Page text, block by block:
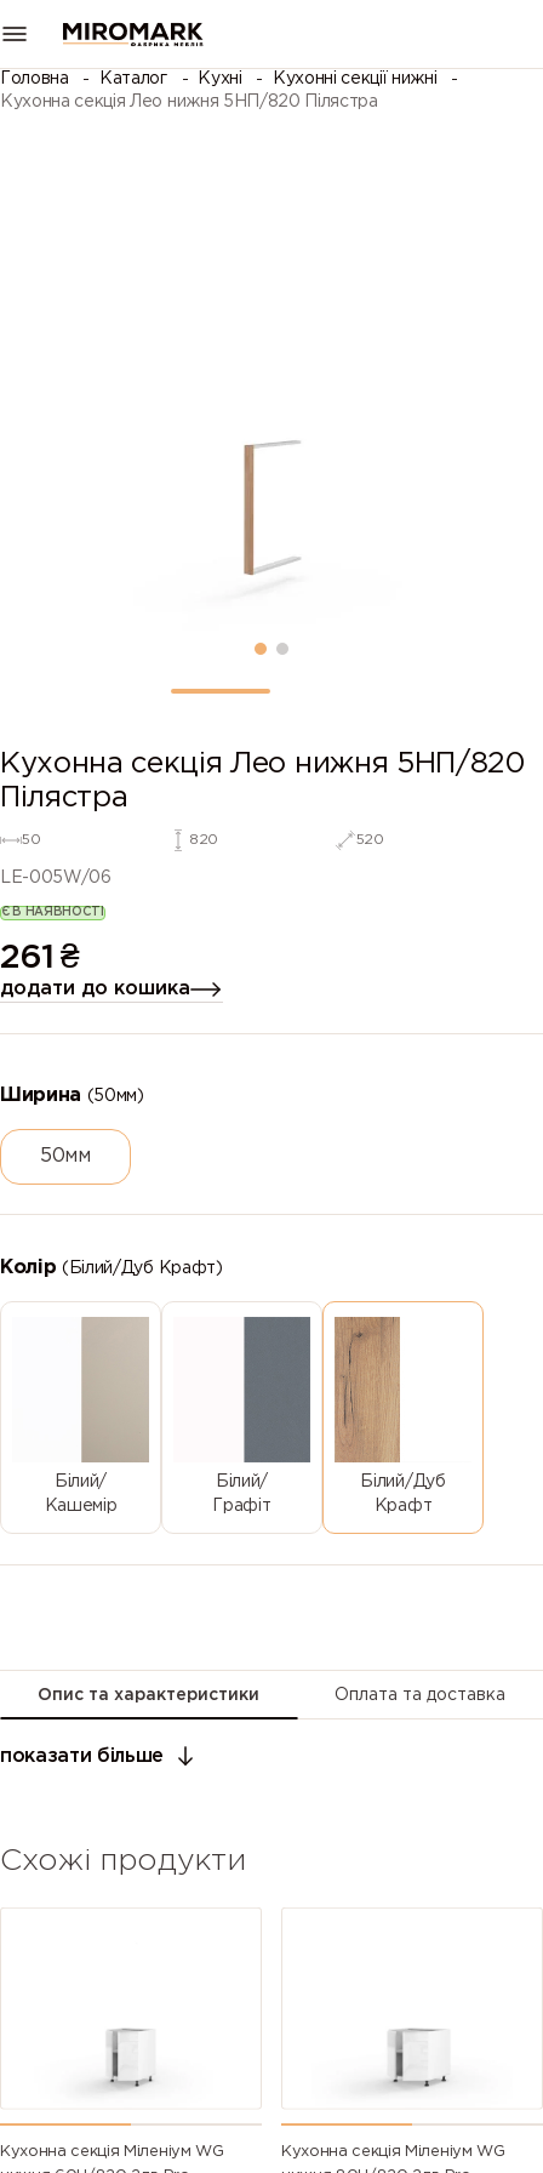
Головна Каталог Кухні
Кухонні секції нижні
Кухонна секція Лео нижня 5НП/820 Пілястра
Кухонна секція Лео нижня 5НП/820
Пілястра
50 820 520
LE-005W/06
Є В НАЯВНОСТІ
261 ₴
додати до кошика
Ширина (50мм)
50мм
Колір(Білий/Дуб Крафт)
Білий/
Кашемір
Білий/
Графіт
Білий/Дуб
Крафт
Опис та характеристики Оплата та доставка
показати більше
Схожі продукти
Кухонна секція Міленіум WG
Кухонна секція Міленіум WG